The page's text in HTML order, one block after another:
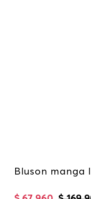
Bluson manga